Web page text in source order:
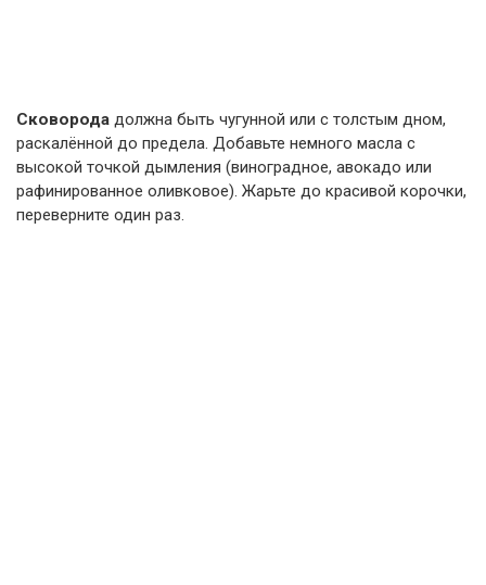
Сковорода должна быть чугунной или с толстым дном,
раскалённой до предела. Добавьте немного масла с
высокой точкой дымления (виноградное, авокадо или
рафинированное оливковое). Жарьте до красивой корочки,
переверните один раз.